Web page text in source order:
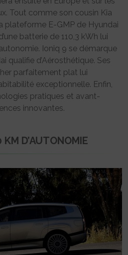
Tout comme son cousin Kia
plateforme E-GMP de Hyundai
batterie de 110,3 kWh lui
Ioniq 9 se démarque
qualifie d’Aérosthétique. Ses
parfaitement plat lui
exceptionnelle. Enfin,
pratiques et avant-
innovantes.
KM D’AUTONOMIE